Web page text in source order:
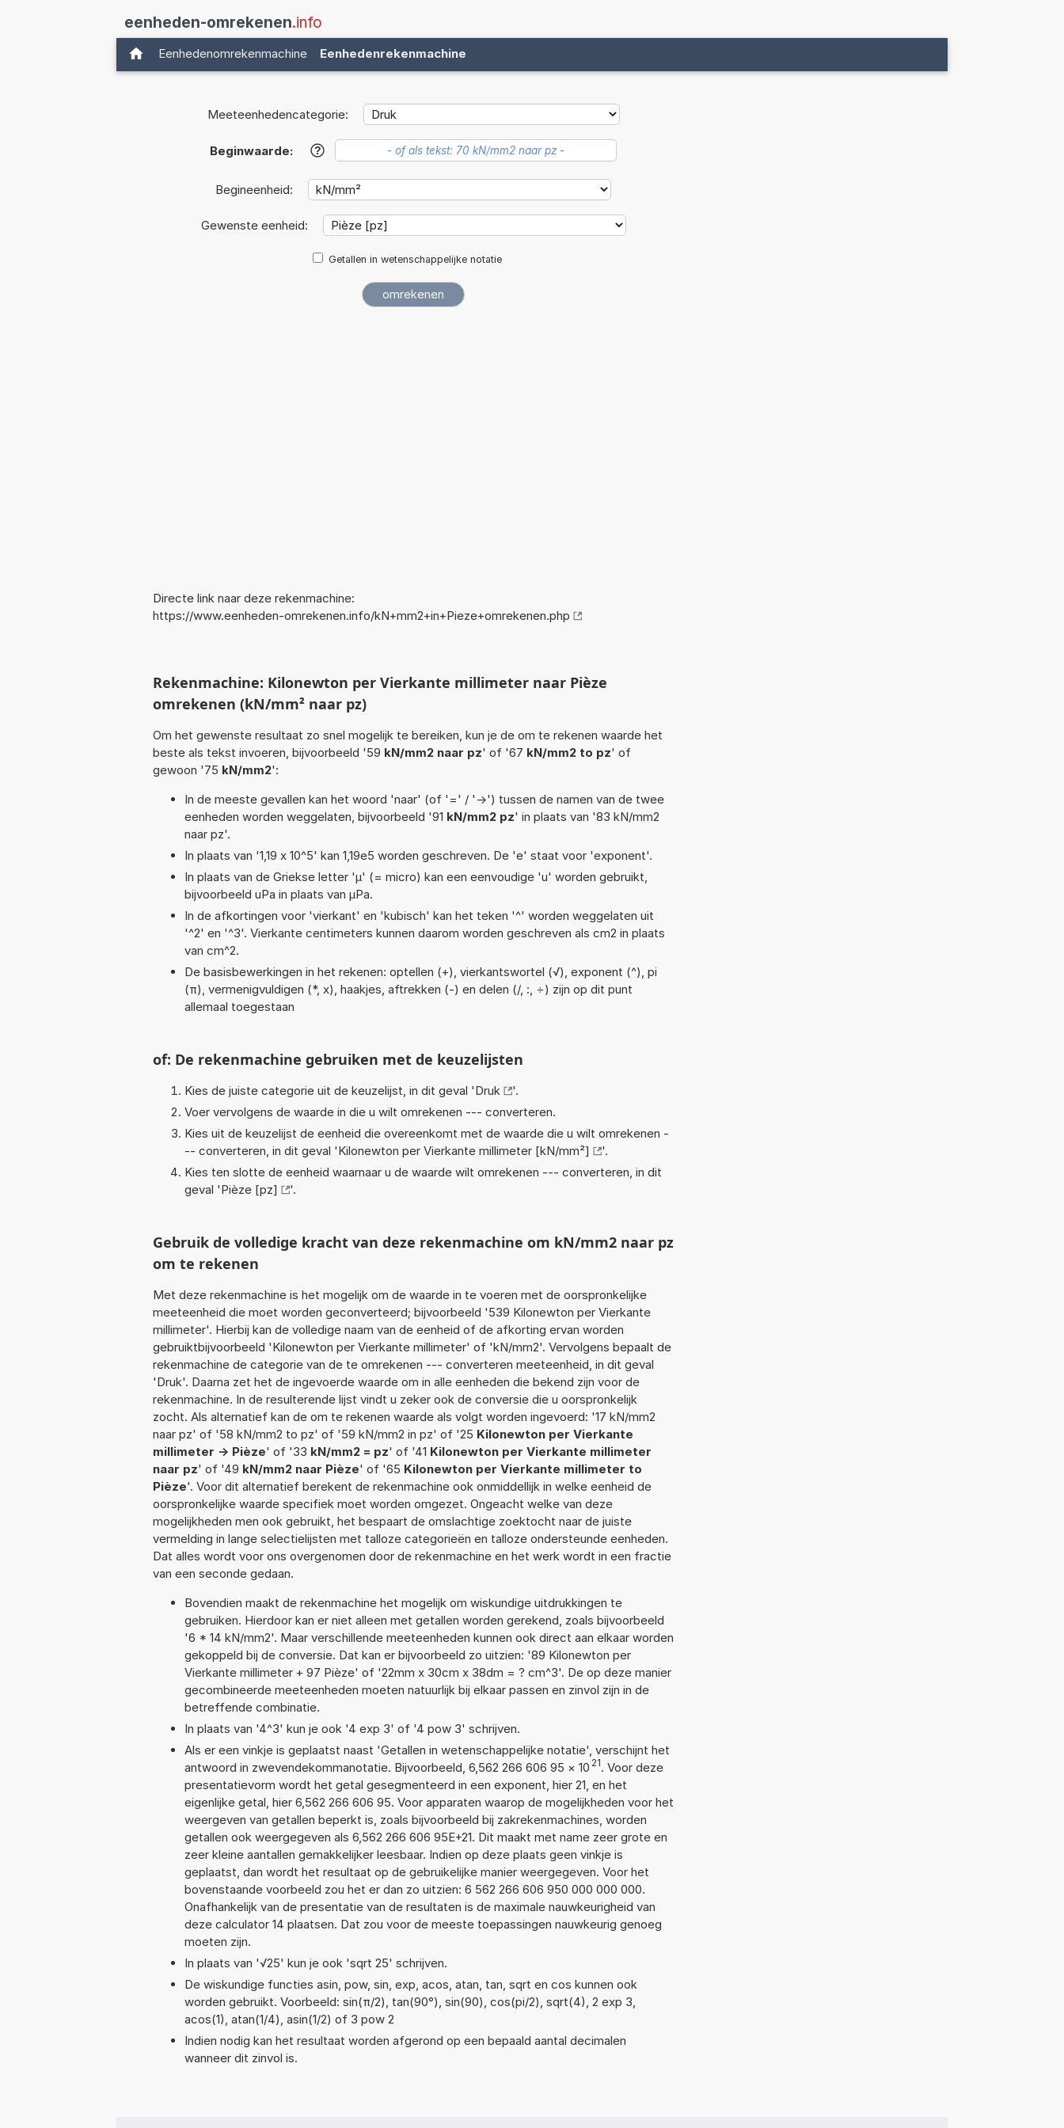
eenheden-omrekenen.info
Eenhedenomrekenmachine Eenhedenrekenmachine
Meeteenhedencategorie:
Beginwaarde: ?
Begineenheid:
Gewenste eenheid:
Getallen in wetenschappelijke notatie
Directe link naar deze rekenmachine:
https://www.eenheden-omrekenen.info/kN+mm2+in+Pieze+omrekenen.php
Rekenmachine: Kilonewton per Vierkante millimeter naar Pièze
omrekenen (kN/mm² naar pz)
Om het gewenste resultaat zo snel mogelijk te bereiken, kun je de om te rekenen waarde het
beste als tekst invoeren, bijvoorbeeld '59 kN/mm2 naar pz' of '67 kN/mm2 to pz' of
gewoon '75 kN/mm2':
In de meeste gevallen kan het woord 'naar' (of '=' / '->') tussen de namen van de twee
eenheden worden weggelaten, bijvoorbeeld '91 kN/mm2 pz' in plaats van '83 kN/mm2
naar pz'.
In plaats van '1,19 x 10^5' kan 1,19e5 worden geschreven. De 'e' staat voor 'exponent'.
In plaats van de Griekse letter 'µ' (= micro) kan een eenvoudige 'u' worden gebruikt,
bijvoorbeeld uPa in plaats van µPa.
In de afkortingen voor 'vierkant' en 'kubisch' kan het teken '^' worden weggelaten uit
'^2' en '^3'. Vierkante centimeters kunnen daarom worden geschreven als cm2 in plaats
van cm^2.
De basisbewerkingen in het rekenen: optellen (+), vierkantswortel (√), exponent (^), pi
(π), vermenigvuldigen (*, x), haakjes, aftrekken (-) en delen (/, :, ÷) zijn op dit punt
allemaal toegestaan
of: De rekenmachine gebruiken met de keuzelijsten
Kies de juiste categorie uit de keuzelijst, in dit geval 'Druk
'.
Voer vervolgens de waarde in die u wilt omrekenen --- converteren.
Kies uit de keuzelijst de eenheid die overeenkomt met de waarde die u wilt omrekenen -
-- converteren, in dit geval 'Kilonewton per Vierkante millimeter [kN/mm²]
'.
Kies ten slotte de eenheid waarnaar u de waarde wilt omrekenen --- converteren, in dit
geval 'Pièze [pz] '.
Gebruik de volledige kracht van deze rekenmachine om kN/mm2 naar pz
om te rekenen
Met deze rekenmachine is het mogelijk om de waarde in te voeren met de oorspronkelijke
meeteenheid die moet worden geconverteerd; bijvoorbeeld '539 Kilonewton per Vierkante
millimeter'. Hierbij kan de volledige naam van de eenheid of de afkorting ervan worden
gebruiktbijvoorbeeld 'Kilonewton per Vierkante millimeter' of 'kN/mm2'. Vervolgens bepaalt de
rekenmachine de categorie van de te omrekenen --- converteren meeteenheid, in dit geval
'Druk'. Daarna zet het de ingevoerde waarde om in alle eenheden die bekend zijn voor de
rekenmachine. In de resulterende lijst vindt u zeker ook de conversie die u oorspronkelijk
zocht. Als alternatief kan de om te rekenen waarde als volgt worden ingevoerd: '17 kN/mm2
naar pz' of '58 kN/mm2 to pz' of '59 kN/mm2 in pz' of '25 Kilonewton per Vierkante
millimeter -> Pièze' of '33 kN/mm2 = pz' of '41 Kilonewton per Vierkante millimeter
naar pz' of '49 kN/mm2 naar Pièze' of '65 Kilonewton per Vierkante millimeter to
Pièze'. Voor dit alternatief berekent de rekenmachine ook onmiddellijk in welke eenheid de
oorspronkelijke waarde specifiek moet worden omgezet. Ongeacht welke van deze
mogelijkheden men ook gebruikt, het bespaart de omslachtige zoektocht naar de juiste
vermelding in lange selectielijsten met talloze categorieën en talloze ondersteunde eenheden.
Dat alles wordt voor ons overgenomen door de rekenmachine en het werk wordt in een fractie
van een seconde gedaan.
Bovendien maakt de rekenmachine het mogelijk om wiskundige uitdrukkingen te
gebruiken. Hierdoor kan er niet alleen met getallen worden gerekend, zoals bijvoorbeeld
'6 * 14 kN/mm2'. Maar verschillende meeteenheden kunnen ook direct aan elkaar worden
gekoppeld bij de conversie. Dat kan er bijvoorbeeld zo uitzien: '89 Kilonewton per
Vierkante millimeter + 97 Pièze' of '22mm x 30cm x 38dm = ? cm^3'. De op deze manier
gecombineerde meeteenheden moeten natuurlijk bij elkaar passen en zinvol zijn in de
betreffende combinatie.
In plaats van '4^3' kun je ook '4 exp 3' of '4 pow 3' schrijven.
Als er een vinkje is geplaatst naast 'Getallen in wetenschappelijke notatie', verschijnt het
antwoord in zwevendekommanotatie. Bijvoorbeeld, 6,562 266 606 95 × 10 21. Voor deze
presentatievorm wordt het getal gesegmenteerd in een exponent, hier 21, en het
eigenlijke getal, hier 6,562 266 606 95. Voor apparaten waarop de mogelijkheden voor het
weergeven van getallen beperkt is, zoals bijvoorbeeld bij zakrekenmachines, worden
getallen ook weergegeven als 6,562 266 606 95E+21. Dit maakt met name zeer grote en
zeer kleine aantallen gemakkelijker leesbaar. Indien op deze plaats geen vinkje is
geplaatst, dan wordt het resultaat op de gebruikelijke manier weergegeven. Voor het
bovenstaande voorbeeld zou het er dan zo uitzien: 6 562 266 606 950 000 000 000.
Onafhankelijk van de presentatie van de resultaten is de maximale nauwkeurigheid van
deze calculator 14 plaatsen. Dat zou voor de meeste toepassingen nauwkeurig genoeg
moeten zijn.
In plaats van '√25' kun je ook 'sqrt 25' schrijven.
De wiskundige functies asin, pow, sin, exp, acos, atan, tan, sqrt en cos kunnen ook
worden gebruikt. Voorbeeld: sin(π/2), tan(90°), sin(90), cos(pi/2), sqrt(4), 2 exp 3,
acos(1), atan(1/4), asin(1/2) of 3 pow 2
Indien nodig kan het resultaat worden afgerond op een bepaald aantal decimalen
wanneer dit zinvol is.